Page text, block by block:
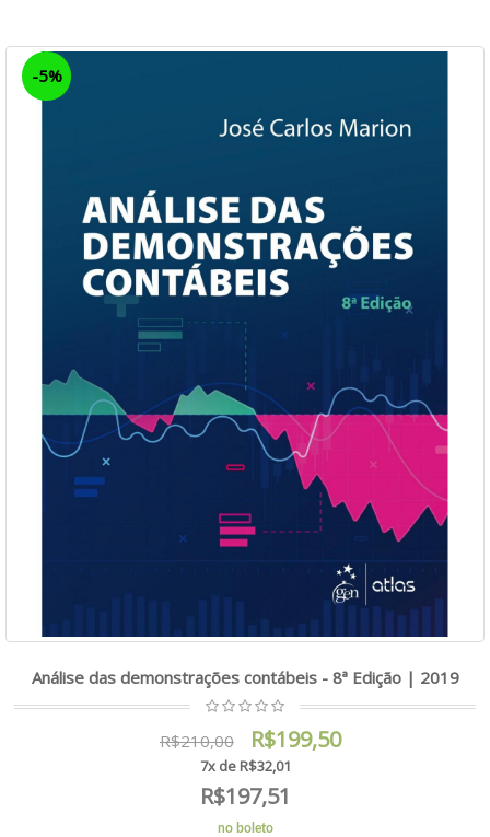
-5%
Análise das demonstrações contábeis - 8ª Edição | 2019
R$210,00 R$199,50
7x de R$32,01
R$197,51
no boleto